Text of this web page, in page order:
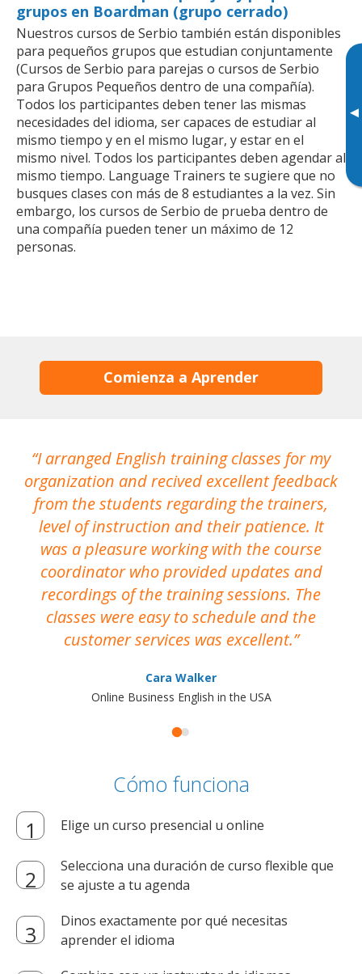
▸
grupos en Boardman (grupo cerrado)
Nuestros cursos de Serbio también están disponibles
para pequeños grupos que estudian conjuntamente
(Cursos de Serbio para parejas o cursos de Serbio
para Grupos Pequeños dentro de una compañía).
Todos los participantes deben tener las mismas
necesidades del idioma, ser capaces de estudiar al
mismo tiempo y en el mismo lugar, y estar en el
mismo nivel. Todos los participantes deben agendar al
mismo tiempo. Language Trainers te sugiere que no
busques clases con más de 8 estudiantes a la vez. Sin
embargo, los cursos de Serbio de prueba dentro de
una compañía pueden tener un máximo de 12
personas.
Comienza a Aprender
I arranged English training classes for my
organization and recived excellent feedback
from the students regarding the trainers,
level of instruction and their patience. It
was a pleasure working with the course
coordinator who provided updates and
recordings of the training sessions. The
classes were easy to schedule and the
customer services was excellent.
Cara Walker
Online Business English in the USA
Cómo funciona
Elige un curso presencial u online
Selecciona una duración de curso flexible que
se ajuste a tu agenda
Dinos exactamente por qué necesitas
aprender el idioma